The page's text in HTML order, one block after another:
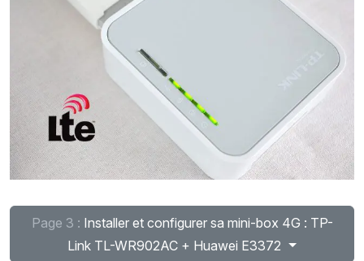
Page 3 : Installer et configurer sa mini-box 4G : TP-
Link TL-WR902AC + Huawei E3372